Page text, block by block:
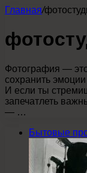
Главная/
Фотография — это
сохранить
И если ты
запечатлеть
— …
Бытовые